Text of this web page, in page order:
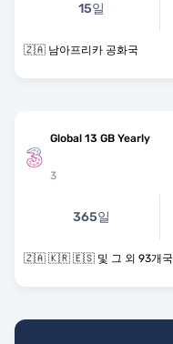
15일
🇿🇦 남아프리카 공화국
Global 13 GB Yearly
3
365일
🇿🇦 🇰🇷 🇪🇸 및 그 외 93개국